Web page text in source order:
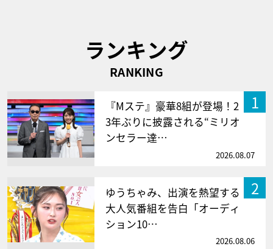
ランキング
RANKING
1
『Mステ』豪華8組が登場！2
3年ぶりに披露される“ミリオ
ンセラー達…
2026.08.07
2
ゆうちゃみ、出演を熱望する
大人気番組を告白「オーディ
ション10…
2026.08.06